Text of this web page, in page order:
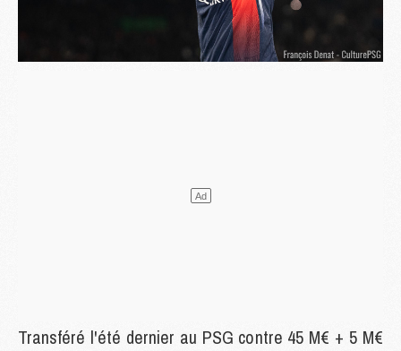
Transféré l'été dernier au PSG contre 45 M€ + 5 M€